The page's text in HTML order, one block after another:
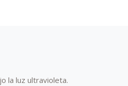
la luz ultravioleta.